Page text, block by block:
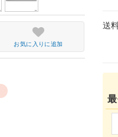
送
お気に入りに追加